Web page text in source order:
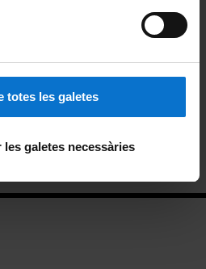
totes les galetes
galetes necessàries
estudiantes